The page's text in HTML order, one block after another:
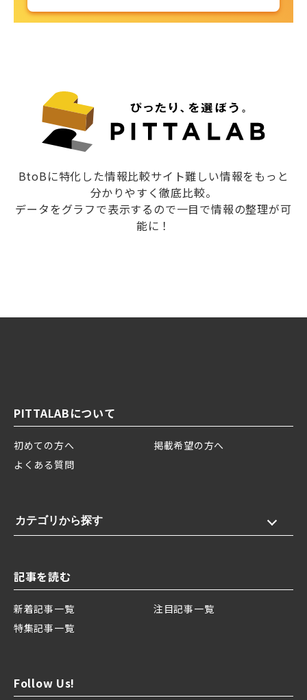
BtoBに特化した情報比較サイト難しい情報をもっと
分かりやすく徹底比較。
データをグラフで表示するので一目で情報の整理が可
能に！
PITTALABについて
初めての方へ
掲載希望の方へ
よくある質問
カテゴリから探す
記事を読む
新着記事一覧
注目記事一覧
特集記事一覧
Follow Us!